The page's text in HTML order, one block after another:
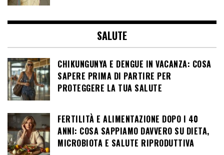
SALUTE
CHIKUNGUNYA E DENGUE IN VACANZA: COSA
SAPERE PRIMA DI PARTIRE PER
PROTEGGERE LA TUA SALUTE
FERTILITÀ E ALIMENTAZIONE DOPO I 40
ANNI: COSA SAPPIAMO DAVVERO SU DIETA,
MICROBIOTA E SALUTE RIPRODUTTIVA